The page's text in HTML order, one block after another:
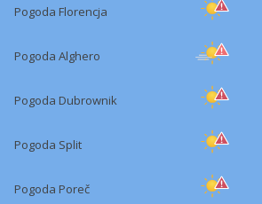
Pogoda Florencja
Pogoda Alghero
Pogoda Dubrownik
Pogoda Split
Pogoda Poreč